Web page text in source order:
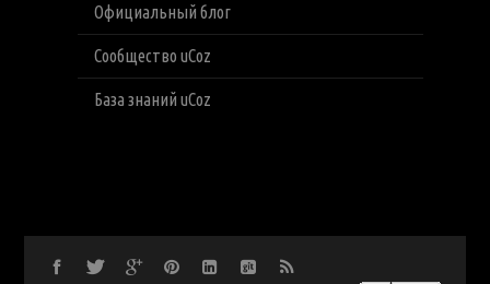
Официальный блог
Сообщество uCoz
База знаний uCoz